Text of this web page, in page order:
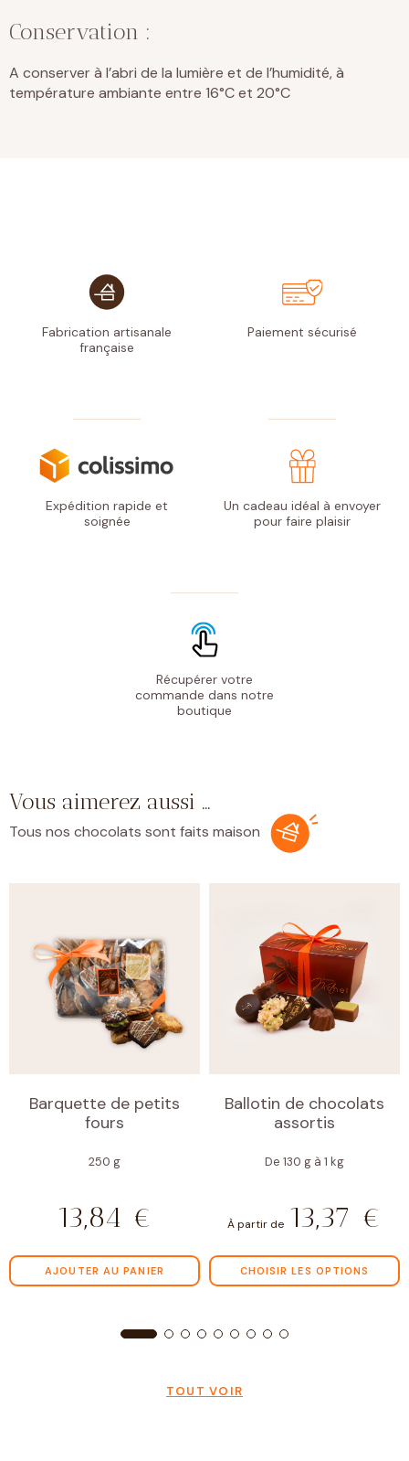
Conservation :
A conserver à l’abri de la lumière et de l’humidité, à
température ambiante entre 16°C et 20°C
Fabrication artisanale
française
Paiement sécurisé
Expédition rapide et
soignée
Un cadeau idéal à envoyer
pour faire plaisir
Récupérer votre
commande dans notre
boutique
Vous aimerez aussi …
Tous nos chocolats sont faits maison
Barquette de petits
fours
250 g
13,84 €
AJOUTER AU PANIER
Ballotin de chocolats
assortis
De 130 g à 1 kg
À partir de 13,37 €
CHOISIR LES OPTIONS
TOUT VOIR